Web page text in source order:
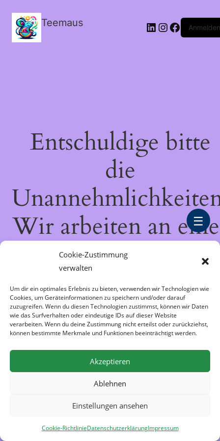
Cookie-Zustimmung
verwalten
Um dir ein optimales Erlebnis zu bieten, verwenden wir Technologien wie
Cookies, um Geräteinformationen zu speichern und/oder darauf
zuzugreifen. Wenn du diesen Technologien zustimmst, können wir Daten
wie das Surfverhalten oder eindeutige IDs auf dieser Website
verarbeiten. Wenn du deine Zustimmung nicht erteilst oder zurückziehst,
können bestimmte Merkmale und Funktionen beeinträchtigt werden.
Akzeptieren
Ablehnen
Einstellungen ansehen
Cookie-RichtlinieDatenschutzerklärungImpressum
Teemaus LinkedIn
Instagram
FacebookAnmelden
Entschuldige bitte
die
Wir arbeiten an
großartigen Sache
schau bald wieder
vorbei!
☰